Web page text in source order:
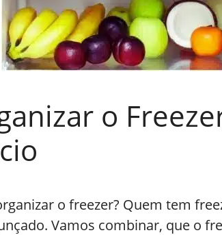
o
o freezer? Quem tem
Vamos combinar, que o